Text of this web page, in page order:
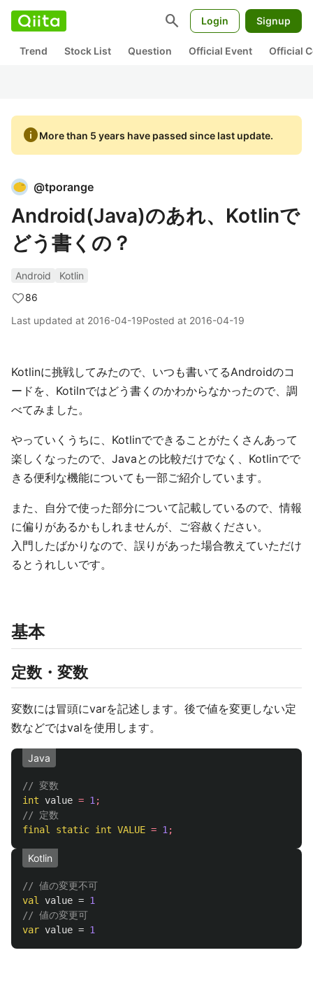
search Login Signup
Trend Stock List Question Official Event Official
infoMore than 5 years have passed since last update.
@tporange
Android(Java)のあれ、Kotlinで
どう書くの？
Android
Kotlin
86
Last updated at 2016-04-19Posted at 2016-04-19
Kotlinに挑戦してみたので、いつも書いてるAndroidのコ
ードを、Kotilnではどう書くのかわからなかったので、調
べてみました。
やっていくうちに、Kotlinでできることがたくさんあって
楽しくなったので、Javaとの比較だけでなく、Kotlinでで
きる便利な機能についても一部ご紹介しています。
また、自分で使った部分について記載しているので、情報
に偏りがあるかもしれませんが、ご容赦ください。
入門したばかりなので、誤りがあった場合教えていただけ
るとうれしいです。
基本
定数・変数
変数には冒頭にvarを記述します。後で値を変更しない定
数などではvalを使用します。
Java
// 変数
int value = 1 ;
// 定数
final
static int VALUE = 1 ;
Kotlin
// 値の変更不可
val
value = 1
// 値の変更可
var value = 1